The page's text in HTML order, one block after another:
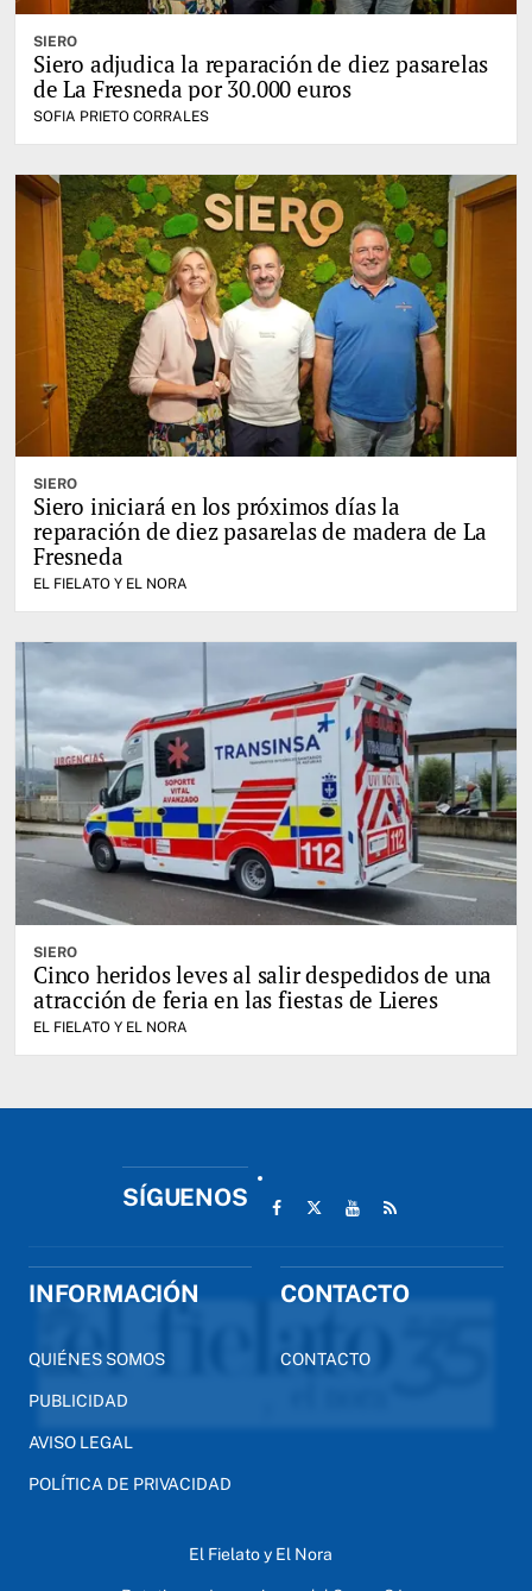
SIERO
Siero adjudica la reparación de diez pasarelas
de La Fresneda por 30.000 euros
SOFIA PRIETO CORRALES
SIERO
Siero iniciará en los próximos días la
reparación de diez pasarelas de madera de La
Fresneda
EL FIELATO Y EL NORA
SIERO
Cinco heridos leves al salir despedidos de una
atracción de feria en las fiestas de Lieres
EL FIELATO Y EL NORA
SÍGUENOS
INFORMACIÓN
QUIÉNES SOMOS
PUBLICIDAD
AVISO LEGAL
POLÍTICA DE PRIVACIDAD
CONTACTO
CONTACTO
El Fielato y El Nora